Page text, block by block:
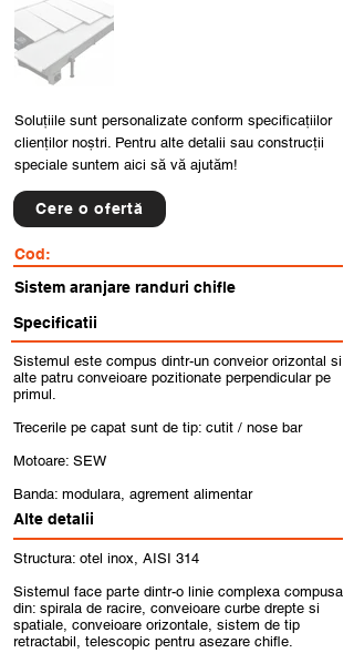
Soluțiile sunt personalizate conform specificațiilor
clienților noștri. Pentru alte detalii sau construcții
speciale suntem aici să vă ajutăm!
Cere o ofertă
Cod:
Sistem aranjare randuri chifle
Specificatii
Sistemul este compus dintr-un conveior orizontal si
alte patru conveioare pozitionate perpendicular pe
primul.
Trecerile pe capat sunt de tip: cutit / nose bar
Motoare: SEW
Banda: modulara, agrement alimentar
Alte detalii
Structura: otel inox, AISI 314
Sistemul face parte dintr-o linie complexa compusa
din: spirala de racire, conveioare curbe drepte si
spatiale, conveioare orizontale, sistem de tip
retractabil, telescopic pentru asezare chifle.